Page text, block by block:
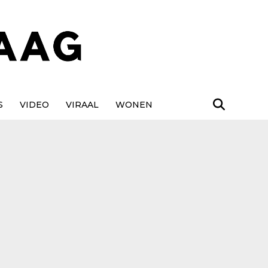
VIDEO VIRAAL WONEN